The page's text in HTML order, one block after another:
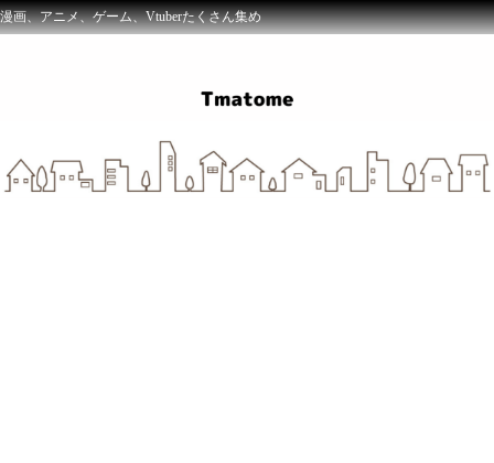
漫画、アニメ、ゲーム、Vtuberたくさん集め